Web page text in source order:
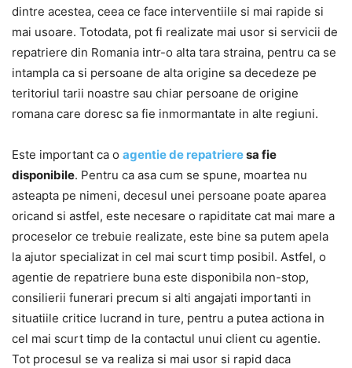
dintre acestea, ceea ce face interventiile si mai rapide si
mai usoare. Totodata, pot fi realizate mai usor si servicii de
repatriere din Romania intr-o alta tara straina, pentru ca se
intampla ca si persoane de alta origine sa decedeze pe
teritoriul tarii noastre sau chiar persoane de origine
romana care doresc sa fie inmormantate in alte regiuni.
Este important ca o agentie de repatrieresa fie
disponibile. Pentru ca asa cum se spune, moartea nu
asteapta pe nimeni, decesul unei persoane poate aparea
oricand si astfel, este necesare o rapiditate cat mai mare a
proceselor ce trebuie realizate, este bine sa putem apela
la ajutor specializat in cel mai scurt timp posibil. Astfel, o
agentie de repatriere buna este disponibila non-stop,
consilierii funerari precum si alti angajati importanti in
situatiile critice lucrand in ture, pentru a putea actiona in
cel mai scurt timp de la contactul unui client cu agentie.
Tot procesul se va realiza si mai usor si rapid daca